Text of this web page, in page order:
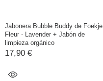
Jabonera Bubble Buddy de Foekje
Fleur - Lavender + Jabón de
limpieza orgánico
17,90 €